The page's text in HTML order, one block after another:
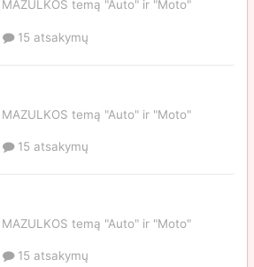
MAZULKOS temą "Auto" ir "Moto"
15 atsakymų
MAZULKOS temą "Auto" ir "Moto"
15 atsakymų
MAZULKOS temą "Auto" ir "Moto"
15 atsakymų